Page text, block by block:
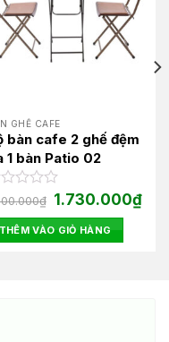
GHẾ CAFE
bàn cafe 2 ghế đệm
1 bàn Patio 02
₫ Giá
gốc
là:
1.800.000₫.
1.730.000₫Giá
hiện
VÀO GIỎ HÀNG